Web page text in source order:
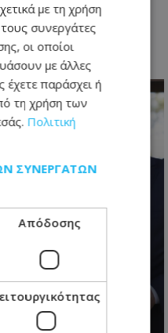
που θα
και οι
την κρίσιμη
με τη χρήση
συνεργάτες
οι οποίοι
με άλλες
παράσχει ή
τη χρήση των
Πολιτική
ΣΥΝΕΡΓΑΤΏΝ
Απόδοσης